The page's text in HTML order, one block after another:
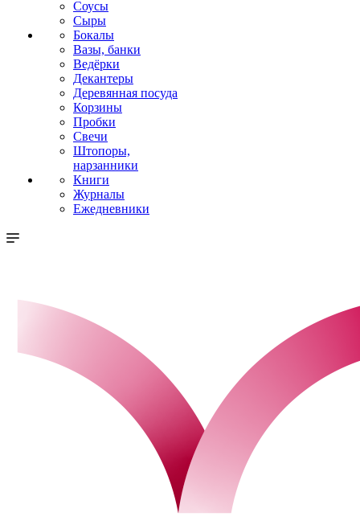
Соусы
Сыры
Бокалы
Вазы, банки
Ведёрки
Декантеры
Деревянная посуда
Корзины
Пробки
Свечи
Штопоры,
нарзанники
Книги
Журналы
Ежедневники